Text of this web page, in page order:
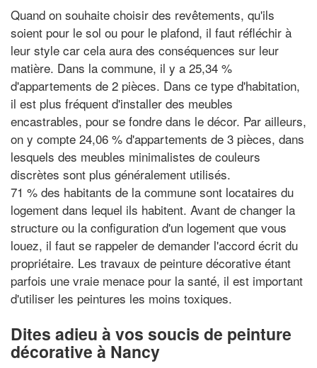
Quand on souhaite choisir des revêtements, qu'ils
soient pour le sol ou pour le plafond, il faut réfléchir à
leur style car cela aura des conséquences sur leur
matière. Dans la commune, il y a 25,34 %
d'appartements de 2 pièces. Dans ce type d'habitation,
il est plus fréquent d'installer des meubles
encastrables, pour se fondre dans le décor. Par ailleurs,
on y compte 24,06 % d'appartements de 3 pièces, dans
lesquels des meubles minimalistes de couleurs
discrètes sont plus généralement utilisés.
71 % des habitants de la commune sont locataires du
logement dans lequel ils habitent. Avant de changer la
structure ou la configuration d'un logement que vous
louez, il faut se rappeler de demander l'accord écrit du
propriétaire. Les travaux de peinture décorative étant
parfois une vraie menace pour la santé, il est important
d'utiliser les peintures les moins toxiques.
Dites adieu à vos soucis de peinture
décorative à Nancy